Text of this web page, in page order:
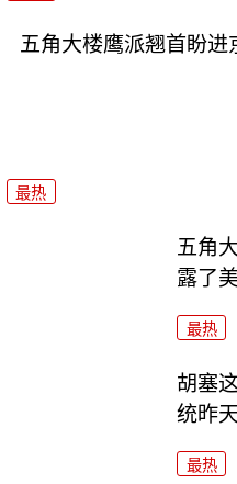
五角大楼鹰派翘首盼
最热
五角
露了
最热
胡塞
统昨
最热